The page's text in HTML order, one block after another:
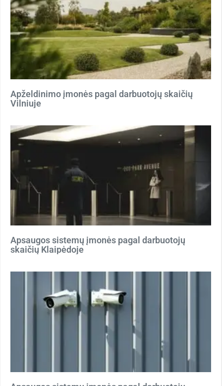
Apželdinimo įmonės pagal darbuotojų skaičių
Vilniuje
Apsaugos sistemų įmonės pagal darbuotojų
skaičių Klaipėdoje